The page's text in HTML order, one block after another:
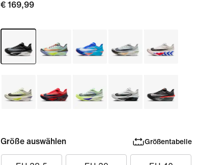
€ 169,99
Größe auswählen Größentabelle